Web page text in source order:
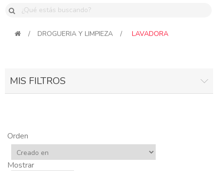
MENÚ
/ DROGUERIA Y LIMPIEZA / LAVADORA
MIS FILTROS
Orden
Mostrar